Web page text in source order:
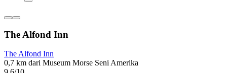
The Alfond Inn
The Alfond Inn
0,7 km dari Museum Morse Seni Amerika